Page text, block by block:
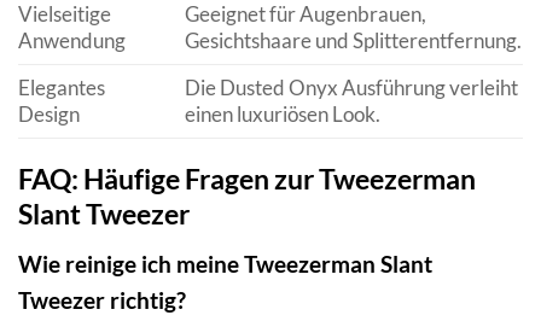
Vielseitige
Anwendung
Geeignet für Augenbrauen,
Gesichtshaare und Splitterentfernung.
Elegantes
Design
Die Dusted Onyx Ausführung verleiht
einen luxuriösen Look.
FAQ: Häufige Fragen zur Tweezerman
Slant Tweezer
Wie reinige ich meine Tweezerman Slant
Tweezer richtig?